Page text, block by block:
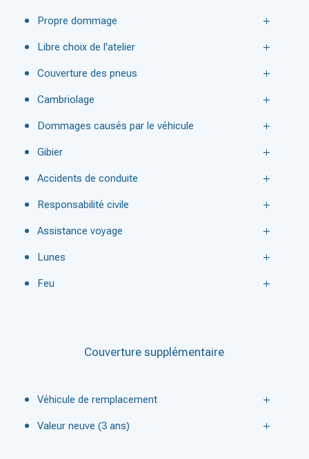
Propre dommage
Libre choix de l'atelier
Couverture des pneus
Cambriolage
Dommages causés par le véhicule
Gibier
Accidents de conduite
Responsabilité civile
Assistance voyage
Lunes
Feu
Couverture supplémentaire
Véhicule de remplacement
Valeur neuve (3 ans)